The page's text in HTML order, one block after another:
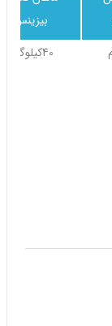
بیزینس
40کیلوگرم